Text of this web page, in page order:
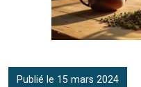
Publié le 15 mars 2024